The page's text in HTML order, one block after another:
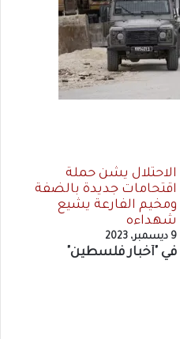
الاحتلال يشن حملة
اقتحامات جديدة بالضفة
ومخيم الفارعة يشيع
شهداءه
9 ديسمبر، 2023
في "أخبار فلسطين"